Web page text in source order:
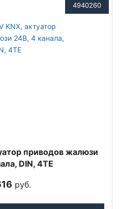
4940260
приводов жалюзи
DIN, 4TE
руб.